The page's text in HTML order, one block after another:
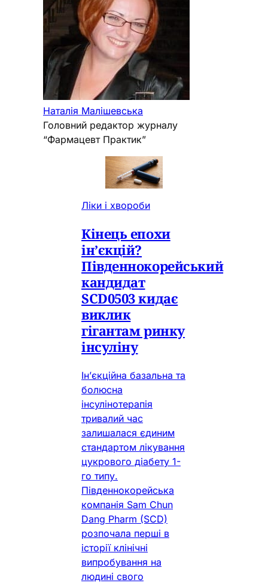
Наталія Малішевська
Головний редактор журналу
“Фармацевт Практик”
Ліки і хвороби
Кінець епохи
ін’єкцій?
Південнокорейський
кандидат
SCD0503 кидає
виклик
гігантам ринку
інсуліну
Ін’єкційна базальна та
болюсна
інсулінотерапія
тривалий час
залишалася єдиним
стандартом лікування
цукрового діабету 1-
го типу.
Південнокорейська
компанія Sam Chun
Dang Pharm (SCD)
розпочала перші в
історії клінічні
випробування на
людині свого